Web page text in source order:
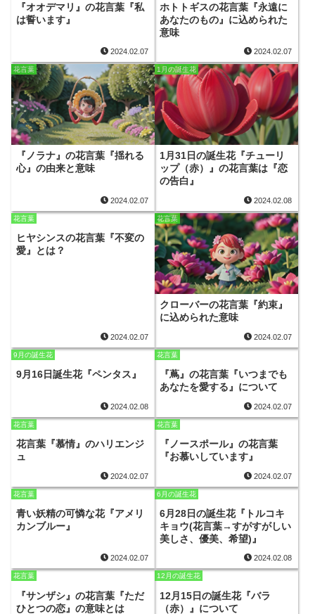
『オオデマリ』の花言葉『私
は誓います』
2024.02.07
ホトトギスの花言葉『永遠に
あなたのもの』に込められた
意味
2024.02.07
花言葉
『ノラナ』の花言葉『揺れる
心』の由来と意味
2024.02.07
1月の誕生花
1月31日の誕生花『チューリ
ップ（赤）』の花言葉は『恋
の告白』
2024.02.08
花言葉
ヒヤシンスの花言葉『不変の
愛』とは？
2024.02.07
花言葉
クローバーの花言葉『約束』
に込められた意味
2024.02.07
9月の誕生花
9月16日誕生花『ペンタス』
2024.02.08
花言葉
『蔦』の花言葉『いつまでも
あなたを愛する』について
2024.02.07
花言葉
花言葉『慕情』のハリエンジ
ュ
2024.02.07
花言葉
『ノースポール』の花言葉
『お慕いしています』
2024.02.07
花言葉
青い妖精の可憐な花『アメリ
カンブルー』
2024.02.07
6月の誕生花
6月28日の誕生花『トルコキ
キョウ(花言葉→すがすがしい
美しさ、優美、希望)』
2024.02.08
花言葉
『サンザシ』の花言葉『ただ
ひとつの恋』の意味とは
12月の誕生花
12月15日の誕生花『バラ
（赤）』について